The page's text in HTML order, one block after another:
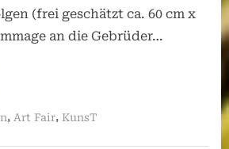
(frei geschätzt ca. 60 cm x
an die Gebrüder…
, Art Fair, KunsT